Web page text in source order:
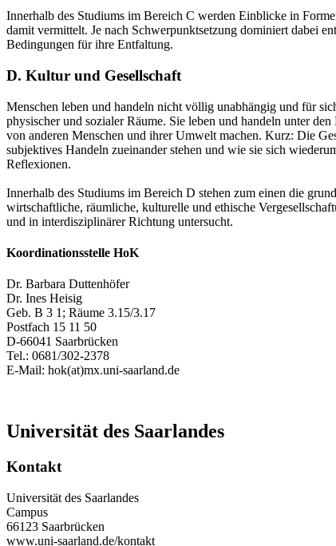
Innerhalb des Studiums im Bereich C werden Einblicke in
damit vermittelt. Je nach Schwerpunktsetzung dominiert dabei
Bedingungen für ihre Entfaltung.
D. Kultur und Gesellschaft
Menschen leben und handeln nicht völlig unabhängig und für
physischer und sozialer Räume. Sie leben und handeln unter
von anderen Menschen und ihrer Umwelt machen. Kurz: Die
subjektives Handeln zueinander stehen und wie sie sich
Reflexionen.
Innerhalb des Studiums im Bereich D stehen zum einen die
wirtschaftliche, räumliche, kulturelle und ethische
und in interdisziplinärer Richtung untersucht.
Koordinationsstelle HoK
Dr. Barbara Duttenhöfer
Dr. Ines Heisig
Geb. B 3 1; Räume 3.15/3.17
Postfach 15 11 50
D-66041 Saarbrücken
Tel.: 0681/302-2378
E-Mail: hok(at)mx.uni-saarland.de
Universität des Saarlandes
Kontakt
Universität des Saarlandes
Campus
66123 Saarbrücken
www.uni-saarland.de/kontakt